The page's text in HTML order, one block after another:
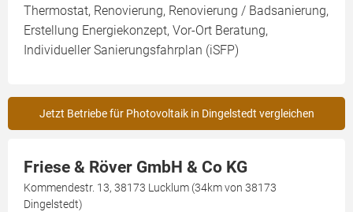
Thermostat, Renovierung, Renovierung / Badsanierung,
Erstellung Energiekonzept, Vor-Ort Beratung,
Individueller Sanierungsfahrplan (iSFP)
Jetzt Betriebe für Photovoltaik in Dingelstedt vergleichen
Friese & Röver GmbH & Co KG
Kommendestr. 13, 38173 Lucklum (34km von 38173
Dingelstedt)